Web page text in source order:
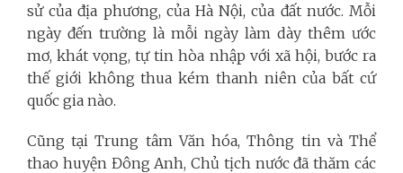
sử của địa phương, của Hà Nội, của đất nước. Mỗi
ngày đến trường là mỗi ngày làm dày thêm ước
mơ, khát vọng, tự tin hòa nhập với xã hội, bước ra
thế giới không thua kém thanh niên của bất cứ
quốc gia nào.
Cũng tại Trung tâm Văn hóa, Thông tin và Thể
thao huyện Đông Anh, Chủ tịch nước đã thăm các